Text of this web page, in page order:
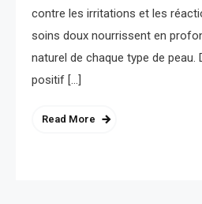
contre les irritations et les
soins doux nourrissent en
naturel de chaque type de peau.
positif […]
Read More